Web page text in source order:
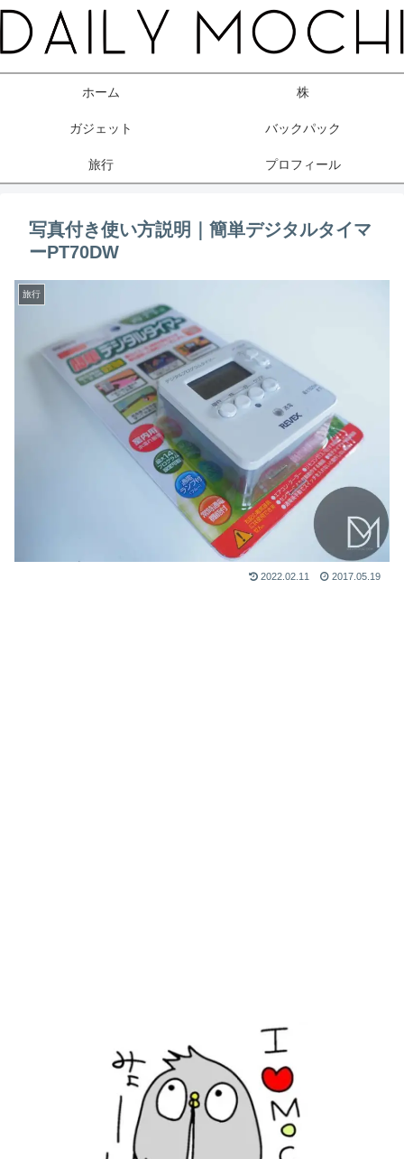
ホーム 株
ガジェット バックパック
旅行 プロフィール
写真付き使い方説明｜簡単デジタルタイマ
ーPT70DW
旅行
2022.02.11 2017.05.19